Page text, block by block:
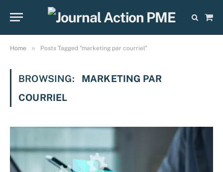
Cart
Home » Posts Tagged "marketing par courriel"
BROWSING:
MARKETING PAR
COURRIEL